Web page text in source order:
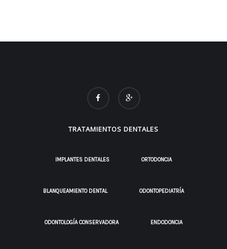
TRATAMIENTOS DENTALES
IMPLANTES DENTALES ORTODONCIA
BLANQUEAMIENTO DENTAL ODONTOPEDIATRÍA
ODONTOLOGÍA CONSERVADORA ENDODONCIA